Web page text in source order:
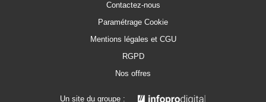
Contactez-nous
Paramétrage Cookie
Mentions légales et CGU
RGPD
Nos offres
Un site du groupe :